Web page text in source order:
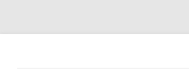
Skip